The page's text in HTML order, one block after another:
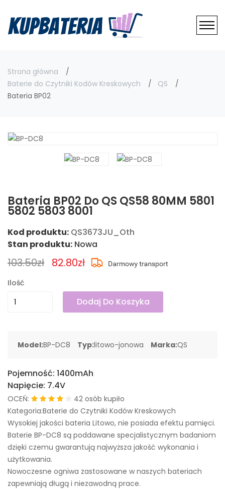
Strona główna
Baterie do Czytniki Kodów Kreskowych
QS
Bateria BP02
Bateria BP02 Do QS QS58 80MM 5801
5802 5803 8001
Kod produktu: QS3673JU_Oth
Stan produktu: Nowa
103.50zł 82.80zł
Ilość
Dodaj Do Koszyka
Model:BP-DC8 Typ:litowo-jonowa Marka:QS
Pojemność: 1400mAh
Napięcie: 7.4V
OCEŃ:
42 osób kupiło
Kategoria:Baterie do Czytniki Kodów Kreskowych
Wysokiej jakości bateria Litowo, nie posiada efektu pamięci.
Baterie BP-DC8 są poddawane specjalistycznym badaniom
dzięki czemu gwarantują najwyższa jakość wykonania i
użytkowania.
Nowoczesne ogniwa zastosowane w naszych bateriach
zapewniają długą i niezawodną prace.